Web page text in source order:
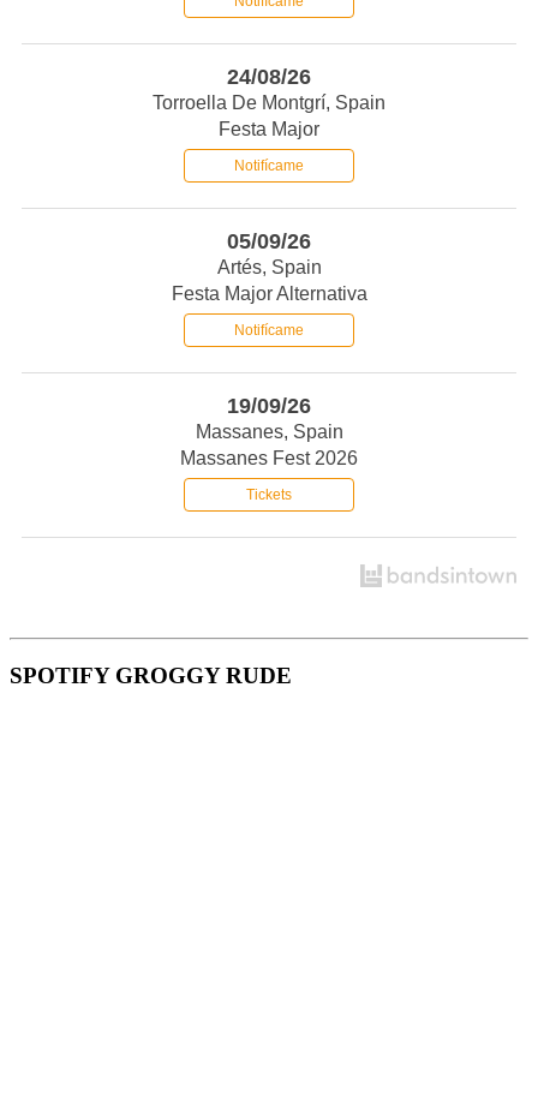
24/08/26
Torroella De Montgrí, Spain
Festa Major
Notifícame
05/09/26
Artés, Spain
Festa Major Alternativa
Notifícame
19/09/26
Massanes, Spain
Massanes Fest 2026
Tickets
SPOTIFY GROGGY RUDE